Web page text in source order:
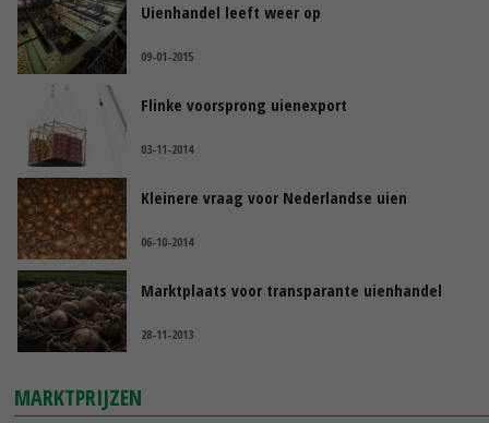
Uienhandel leeft weer op
09-01-2015
Flinke voorsprong uienexport
03-11-2014
Kleinere vraag voor Nederlandse uien
06-10-2014
Marktplaats voor transparante uienhandel
28-11-2013
MARKTPRIJZEN